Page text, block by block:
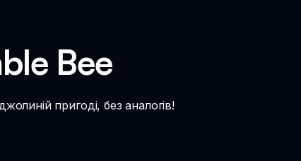
Bee
пригоді, без аналогів!